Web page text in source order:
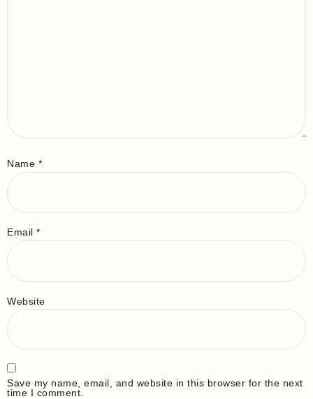
Name *
Email *
Website
Save my name, email, and website in this browser for the next
time I comment.